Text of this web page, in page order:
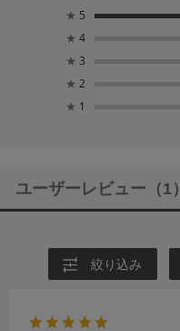
★ 5
★ 4
★ 3
★ 2
★ 1
ユーザーレビュー （1）
絞り込み